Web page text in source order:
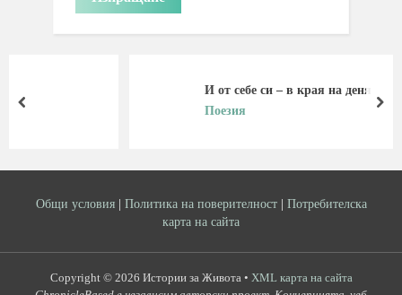
И от себе си – в края на деня
prev
Общи условия| Политика на поверителност| Потребителска
карта на сайта
Copyright © 2026 Истории за Живота • XML карта на сайта